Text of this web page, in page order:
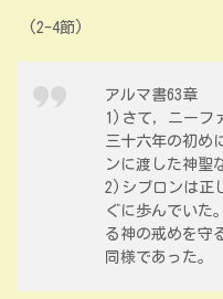
(2-4節)
アルマ書63章
1)さて，ニーフ
三十六年の初め
ンに渡した神聖
2)シブロンは正
ぐに歩んでいた
る神の戒めを守
同様であった。